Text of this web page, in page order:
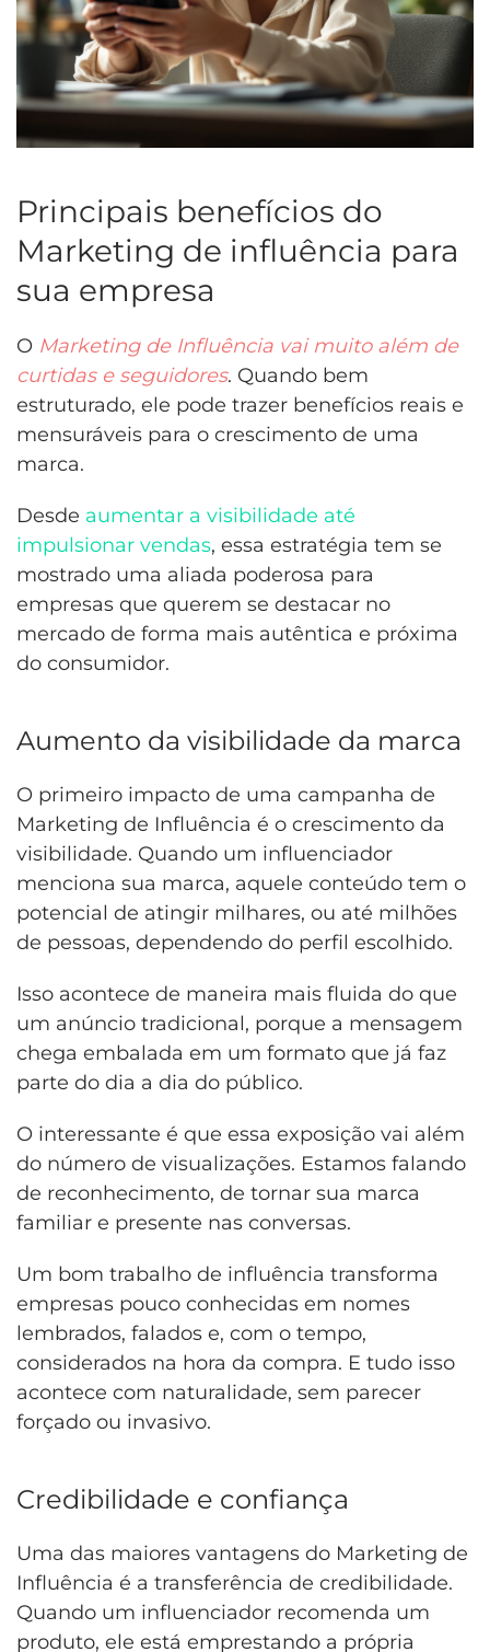
Principais benefícios do
Marketing de influência para
sua empresa
O Marketing de Influência vai muito além de
curtidas e seguidores. Quando bem
estruturado, ele pode trazer benefícios reais e
mensuráveis para o crescimento de uma
marca.
Desde aumentar a visibilidade até
impulsionar vendas, essa estratégia tem se
mostrado uma aliada poderosa para
empresas que querem se destacar no
mercado de forma mais autêntica e próxima
do consumidor.
Aumento da visibilidade da marca
O primeiro impacto de uma campanha de
Marketing de Influência é o crescimento da
visibilidade. Quando um influenciador
menciona sua marca, aquele conteúdo tem o
potencial de atingir milhares, ou até milhões
de pessoas, dependendo do perfil escolhido.
Isso acontece de maneira mais fluida do que
um anúncio tradicional, porque a mensagem
chega embalada em um formato que já faz
parte do dia a dia do público.
O interessante é que essa exposição vai além
do número de visualizações. Estamos falando
de reconhecimento, de tornar sua marca
familiar e presente nas conversas.
Um bom trabalho de influência transforma
empresas pouco conhecidas em nomes
lembrados, falados e, com o tempo,
considerados na hora da compra. E tudo isso
acontece com naturalidade, sem parecer
forçado ou invasivo.
Credibilidade e confiança
Uma das maiores vantagens do Marketing de
Influência é a transferência de credibilidade.
Quando um influenciador recomenda um
produto, ele está emprestando a própria